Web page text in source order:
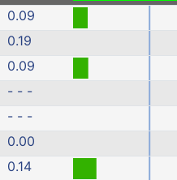
0.09
0.19
0.09
- - -
- - -
0.00
0.14